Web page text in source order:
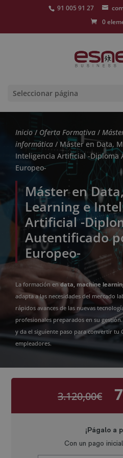
91 005 91 27
0
Seleccionar página
Inicio / Oferta Formativa /
informática / Máster en Data,
Inteligencia Artificial -Diploma
Europeo-
Máster en
Learning e
Artificial -
Autentificado
Europeo-
La formación endata, machine
adapta a las necesidades del mercado
rápidos avances de las nuevas
profesionales preparados en su
y da el siguiente paso para convertir tu
empleadores.
3.120,00€
era: